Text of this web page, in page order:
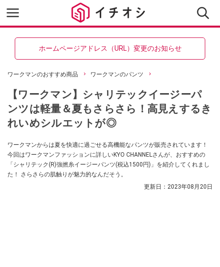
ホームページアドレス（URL）変更のお知らせ
ワークマンのおすすめ商品 ワークマンのパンツ
【ワークマン】シャリテックイージーパ
ンツは軽量＆夏もさらさら！高見えするき
れいめシルエットが◎
ワークマンからは夏を快適に過ごせる高機能なパンツが販売されています！
今回はワークマンファッションに詳しいKYO CHANNELさんが、おすすめの
「シャリテック(R)強撚糸イージーパンツ(税込1500円)」を紹介してくれまし
た！ さらさらの肌触りが魅力的なんだそう。
更新日： 2023年08月20日